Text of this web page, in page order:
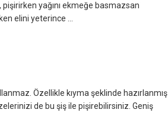
pişirirken yağını ekmeğe basmazsan
elini yeterince ...
Özellikle kıyma şeklinde hazırlanmış
de bu şiş ile pişirebilirsiniz. Geniş